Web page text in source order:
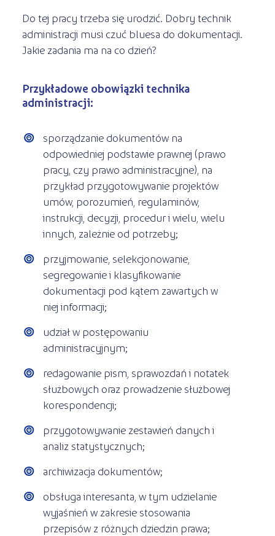
Do tej pracy trzeba się urodzić. Dobry technik
administracji musi czuć bluesa do dokumentacji.
Jakie zadania ma na co dzień?
Przykładowe obowiązki technika
administracji:
sporządzanie dokumentów na
odpowiedniej podstawie prawnej (prawo
pracy, czy prawo administracyjne), na
przykład przygotowywanie projektów
umów, porozumień, regulaminów,
instrukcji, decyzji, procedur i wielu, wielu
innych, zależnie od potrzeby;
przyjmowanie, selekcjonowanie,
segregowanie i klasyfikowanie
dokumentacji pod kątem zawartych w
niej informacji;
udział w postępowaniu
administracyjnym;
redagowanie pism, sprawozdań i notatek
służbowych oraz prowadzenie służbowej
korespondencji;
przygotowywanie zestawień danych i
analiz statystycznych;
archiwizacja dokumentów;
obsługa interesanta, w tym udzielanie
wyjaśnień w zakresie stosowania
przepisów z różnych dziedzin prawa;